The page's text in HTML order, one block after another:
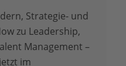
Strategie- und
zu Leadership,
Management –
im